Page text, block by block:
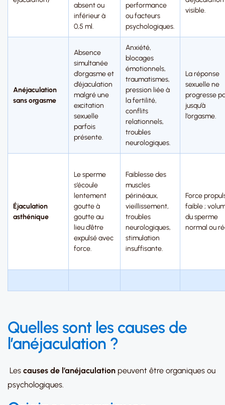
absent ou
inférieur à
0,5 ml.
performance
ou facteurs
psychologiques.
visible.
Anéjaculation
sans orgasme
Absence
simultanée
d’orgasme et
d’éjaculation
malgré une
excitation
sexuelle
parfois
présente.
Anxiété,
blocages
émotionnels,
traumatismes,
pression liée à
la fertilité,
conflits
relationnels,
troubles
neurologiques.
La réponse
sexuelle ne
progresse
jusqu’à
l’orgasme.
Éjaculation
asthénique
Le sperme
s’écoule
lentement
goutte à
goutte au
lieu d’être
expulsé avec
force.
Faiblesse des
muscles
périnéaux,
vieillissement,
troubles
neurologiques,
stimulation
insuffisante.
Force
faible ;
du sperme
normal ou
Quelles sont les causes de
l’anéjaculation ?
Les causes de l’anéjaculation peuvent être organiques ou
psychologiques.